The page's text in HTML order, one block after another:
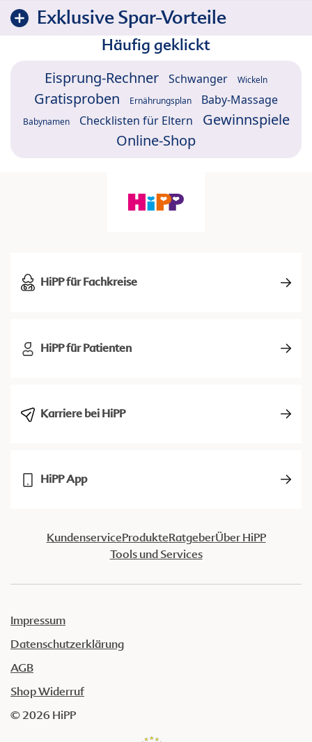
Exklusive Spar-Vorteile
Häufig geklickt
Eisprung-Rechner Schwanger Wickeln
Gratisproben Ernährungsplan Baby-Massage
Babynamen Checklisten für Eltern
Gewinnspiele
Online-Shop
HiPP für Fachkreise
HiPP für Patienten
Karriere bei HiPP
HiPP App
KundenserviceProdukteRatgeberÜber HiPP
Tools und Services
Impressum
Datenschutzerklärung
AGB
Shop Widerruf
© 2026 HiPP